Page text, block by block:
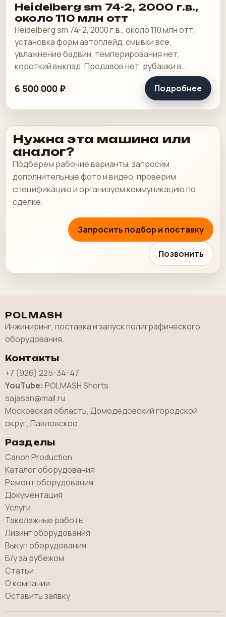
Heidelberg sm 74-2, 2000 г.в.,
около 110 млн отт
Heidelberg sm 74-2, 2000 г.в., около 110 млн отт,
установка форм автоплейд, смывки все,
увлажнение бадвин, темперирования нет,
короткий выклад. Продавов нет, рубашки в
хорошем состоянии, таскалки и цепи в хорошем.
6 500 000 ₽ Подробнее
Нужна эта машина или
аналог?
Подберем рабочие варианты, запросим
дополнительные фото и видео, проверим
спецификацию и организуем коммуникацию по
сделке.
Запросить подбор и поставку
Позвонить
POLMASH
Инжиниринг, поставка и запуск полиграфического
оборудования.
Контакты
+7 (926) 225-34-47
YouTube: POLMASH Shorts
sajasan@mail.ru
Московская область, Домодедовский городской
округ, Павловское
Разделы
Canon Production
Каталог оборудования
Ремонт оборудования
Документация
Услуги
Такелажные работы
Лизинг оборудования
Выкуп оборудования
Б/у за рубежом
Статьи
О компании
Оставить заявку